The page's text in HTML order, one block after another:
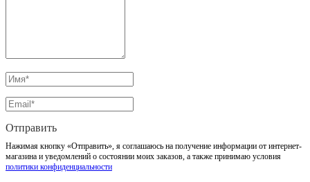
Отправить
Нажимая кнопку «Отправить», я соглашаюсь на получение информации от интернет-
магазина и уведомлений о состоянии моих заказов, а также принимаю условия
политики конфиденциальности